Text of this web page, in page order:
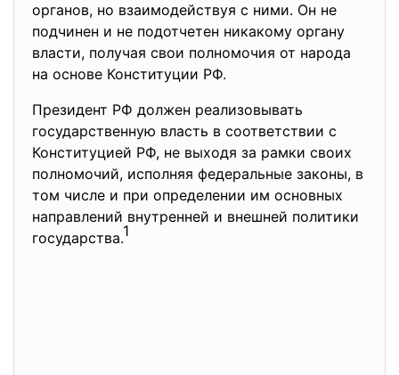
органов, но взаимодействуя с ними. Он не
подчинен и не подотчетен никакому органу
власти, получая свои полномочия от народа
на основе Конституции РФ.
Президент РФ должен реализовывать
государственную власть в соответствии с
Конституцией РФ, не выходя за рамки своих
полномочий, исполняя федеральные законы, в
том числе и при определении им основных
направлений внутренней и внешней политики
государства.1